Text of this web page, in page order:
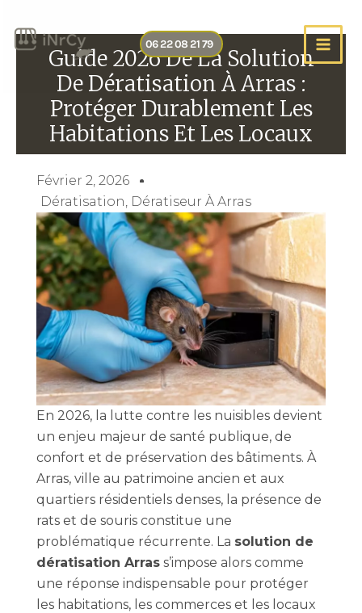
contenu
06 22 08 21 79
Guide 2026 De La Solution
De Dératisation À Arras :
Protéger Durablement Les
Habitations Et Les Locaux
Février 2, 2026
Dératisation, Dératiseur À Arras
En 2026, la lutte contre les nuisibles devient
un enjeu majeur de santé publique, de
confort et de préservation des bâtiments. À
Arras, ville au patrimoine ancien et aux
quartiers résidentiels denses, la présence de
rats et de souris constitue une
problématique récurrente. La solution de
dératisation Arras s’impose alors comme
une réponse indispensable pour protéger
les habitations, les commerces et les locaux